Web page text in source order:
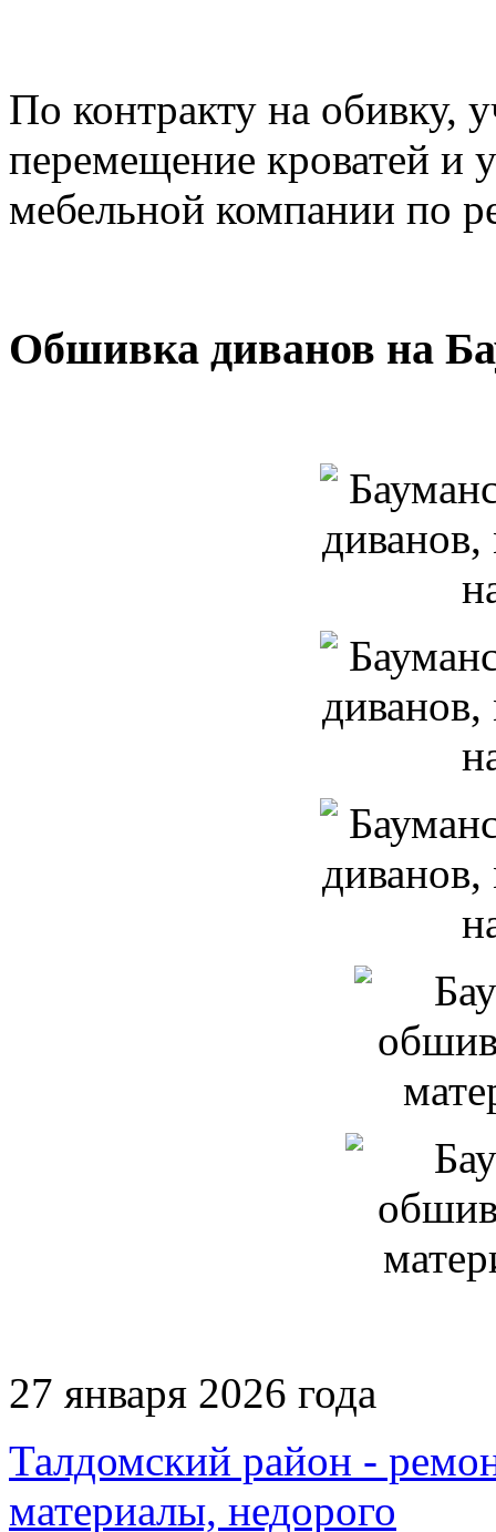
По контракту на обивку,
перемещение кроватей и
мебельной компании по
Обшивка диванов на
27 января 2026 года
Талдомский район -
материалы, недорого